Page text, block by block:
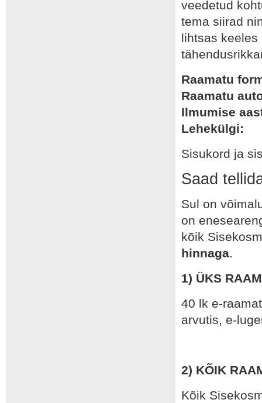
veedetud
tema siirad
lihtsas
Raamatu
Raamatu
Ilmumise
Lehekülgi:
Sisukord ja
Saad
Sul on
on
kõik
hinnaga.
1) ÜKS
40 lk e-raamat
arvutis, e-
2) KÕIK
Kõik